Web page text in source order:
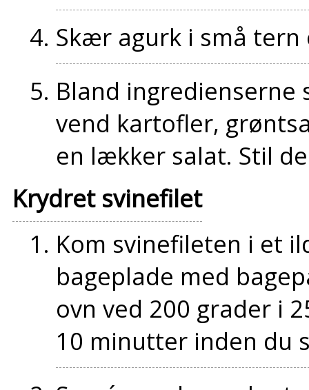
Skær agurk i små
Bland ingredienserne
vend kartofler,
en lækker salat. Stil
Krydret svinefilet
Kom svinefileten i et
bageplade med
ovn ved 200 grader i
10 minutter inden du